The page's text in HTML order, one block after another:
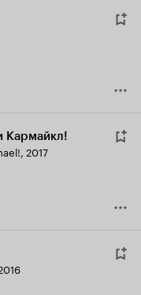
Кармайкл!
, 2017